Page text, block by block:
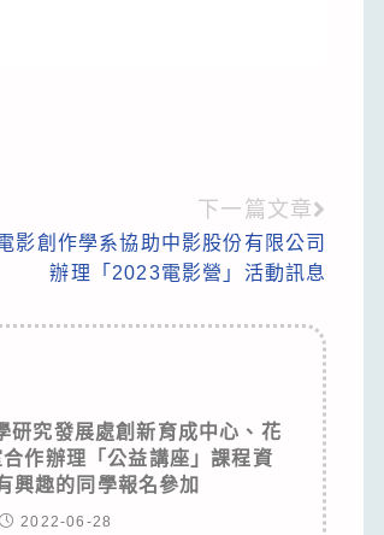
下一篇文章
影創作學系協助中影股份有限公司
辦理「2023電影營」活動訊息
研究發展處創新育成中心、花
作辦理「公益講座」課程資
興趣的同學報名參加
2022-06-28